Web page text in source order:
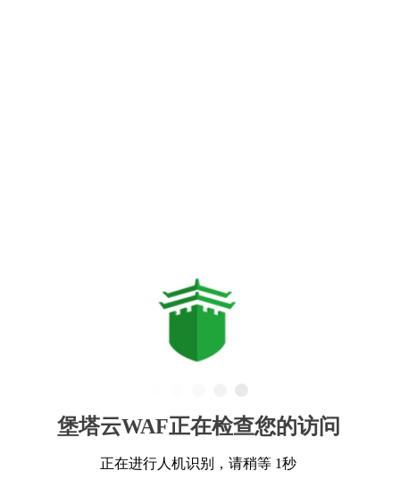
堡塔云WAF正在检查您的访问
正在进行人机识别，请稍等 1秒